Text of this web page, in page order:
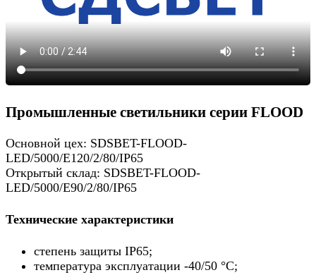
Промышленные светильники серии FLOOD
Основной цех: SDSBET-FLOOD-
LED/5000/E120/2/80/IP65
Открытый склад: SDSBET-FLOOD-
LED/5000/E90/2/80/IP65
Технические характеристики
степень защиты IP65;
температура эксплуатации -40/50 °C;